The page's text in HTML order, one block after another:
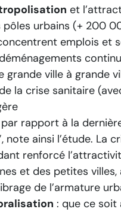
et
pôles urbains (+ 200
emplois et
grande ville à grande
la crise sanitaire
rapport à la
note ainsi l’étude. La
renforcé
et des petites villes,
de l’armature
: que ce soit